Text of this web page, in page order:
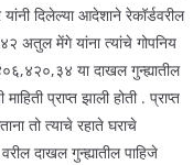
दिलेल्या आदेशाने रेकॉर्डवरील
अतुल मेंगे यांना त्यांचे गोपनिय
या दाखल गुन्ह्यातील
प्राप्त झाली होती . प्राप्त
तो त्याचे रहाते घराचे
दाखल गुन्ह्यातील पाहिजे